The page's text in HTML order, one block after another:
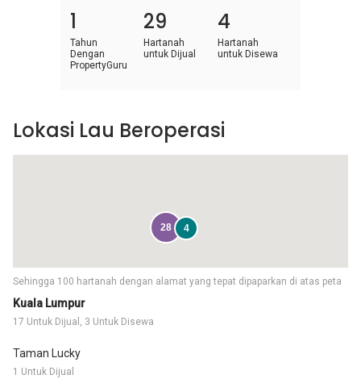
1
Tahun
Dengan
PropertyGuru
29
Hartanah
untuk Dijual
4
Hartanah
untuk Disewa
Kuala Lumpur
17 Untuk Dijual, 3 Untuk Disewa
Taman Lucky
1 Untuk Dijual
Sehingga 100 hartanah dengan alamat yang tepat dipaparkan di atas peta
28 4
Lokasi Lau Beroperasi